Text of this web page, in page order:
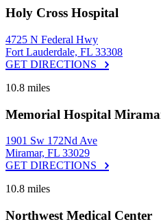
Holy Cross Hospital
4725 N Federal Hwy
Fort Lauderdale, FL 33308
GET DIRECTIONS
10.8 miles
Memorial Hospital
1901 Sw 172Nd Ave
Miramar, FL 33029
GET DIRECTIONS
10.8 miles
Northwest Medical Center